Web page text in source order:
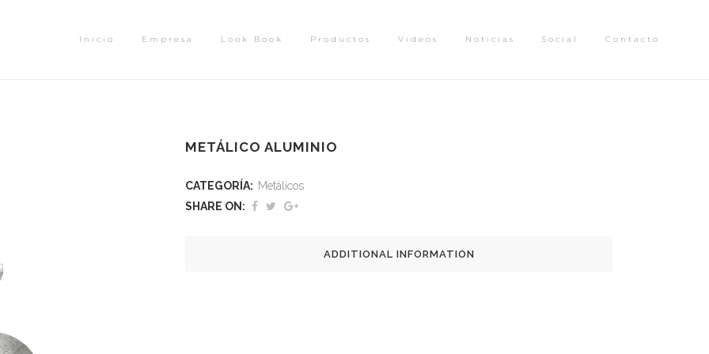
Inicio Empresa Look Book Productos Videos Noticias Social Contacto
METÁLICO ALUMINIO
CATEGORÍA: Metálicos
SHARE ON:
ADDITIONAL INFORMATION